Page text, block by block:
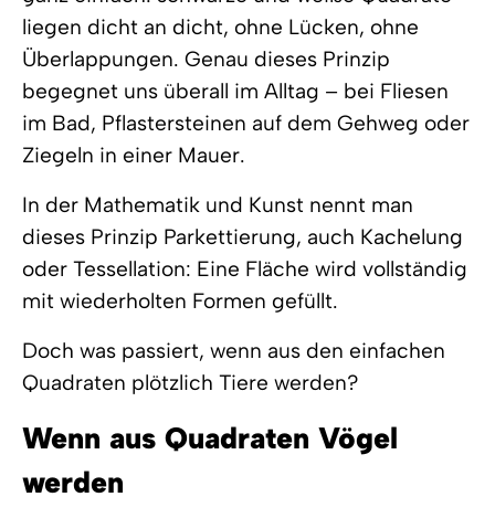
liegen dicht an dicht, ohne Lücken, ohne
Überlappungen. Genau dieses Prinzip
begegnet uns überall im Alltag – bei Fliesen
im Bad, Pflastersteinen auf dem Gehweg oder
Ziegeln in einer Mauer.
In der Mathematik und Kunst nennt man
dieses Prinzip Parkettierung, auch Kachelung
oder Tessellation: Eine Fläche wird vollständig
mit wiederholten Formen gefüllt.
Doch was passiert, wenn aus den einfachen
Quadraten plötzlich Tiere werden?
Wenn aus Quadraten Vögel
werden